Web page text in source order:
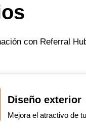
con Referral
Diseño exterior
Mejora el atractivo de